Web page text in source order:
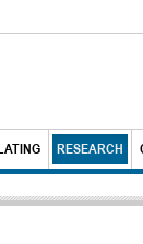
RESEARCH